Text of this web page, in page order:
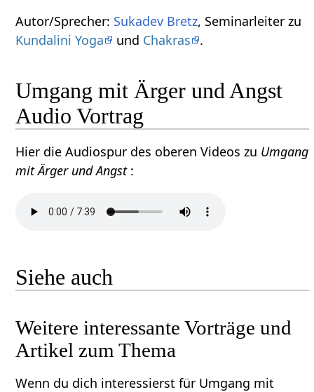
Autor/Sprecher: Sukadev Bretz, Seminarleiter zu
Kundalini Yoga
und Chakras .
Umgang mit Ärger und Angst
Audio Vortrag
Hier die Audiospur des oberen Videos zu Umgang
mit Ärger und Angst :
Siehe auch
Weitere interessante Vorträge und
Artikel zum Thema
Wenn du dich interessierst für Umgang mit